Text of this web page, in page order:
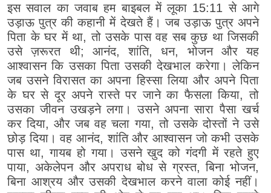
इस सवाल का जवाब हम बाइबल में लूका 15:11 से आगे
उड़ाऊ पुत्र की कहानी में देखते हैं। जब उड़ाऊ पुत्र अपने
पिता के घर में था, तो उसके पास वह सब कुछ था जिसकी
उसे ज़रूरत थी; आनंद, शांति, धन, भोजन और यह
आश्वासन कि उसका पिता उसकी देखभाल करेगा। लेकिन
जब उसने विरासत का अपना हिस्सा लिया और अपने पिता
के घर से दूर अपने रास्ते पर जाने का फैसला किया, तो
उसका जीवन उखड़ने लगा। उसने अपना सारा पैसा खर्च
कर दिया, और जब वह चला गया, तो उसके दोस्तों ने उसे
छोड़ दिया। वह आनंद, शांति और आश्वासन जो कभी उसके
पास था, गायब हो गया। उसने खुद को गंदगी में रहते हुए
पाया, अकेलेपन और अपराध बोध से ग्रस्त, बिना भोजन,
बिना आश्रय और उसकी देखभाल करने वाला कोई नहीं।